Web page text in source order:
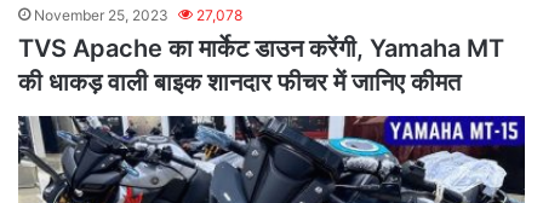
November 25, 2023 27,078
TVS Apache का मार्केट डाउन करेंगी, Yamaha MT
की धाकड़ वाली बाइक शानदार फीचर में जानिए कीमत